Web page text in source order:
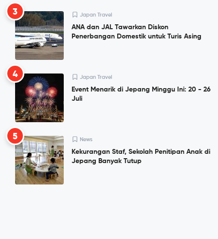
3 Japan Travel
ANA dan JAL Tawarkan Diskon
Penerbangan Domestik untuk Turis Asing
4 Japan Travel
Event Menarik di Jepang Minggu Ini: 20 - 26
Juli
5 News
Kekurangan Staf, Sekolah Penitipan Anak di
Jepang Banyak Tutup